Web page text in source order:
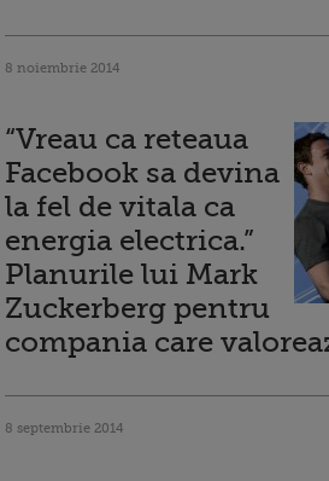
8 noiembrie 2014
“Vreau ca reteaua
Facebook sa devina
la fel de vitala ca
energia electrica.”
Planurile lui Mark
Zuckerberg pentru
compania care
8 septembrie 2014